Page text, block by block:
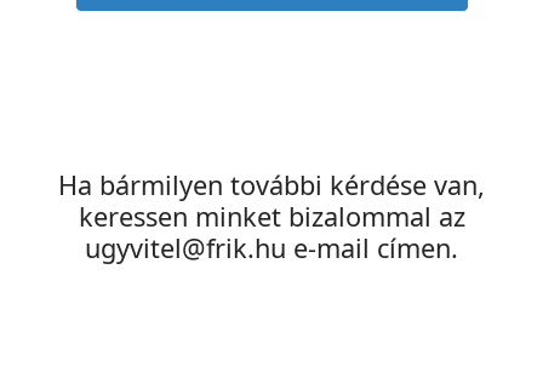
Ha bármilyen további kérdése van,
keressen minket bizalommal az
ugyvitel@frik.hu e-mail címen.